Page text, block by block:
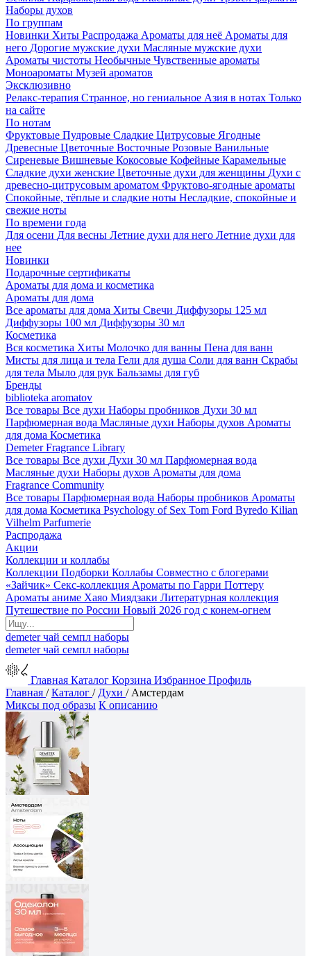
Наборы духов
По группам
Новинки Хиты Распродажа Ароматы для неё Ароматы для
него Дорогие мужские духи Масляные мужские духи
Ароматы чистоты Необычные Чувственные ароматы
Моноароматы Музей ароматов
Эксклюзивно
Релакс-терапия Странное, но гениальное Азия в нотах Только
на сайте
По нотам
Фруктовые Пудровые Сладкие Цитрусовые Ягодные
Древесные Цветочные Восточные Розовые Ванильные
Сиреневые Вишневые Кокосовые Кофейные Карамельные
Сладкие духи женские Цветочные духи для женщины Духи с
древесно-цитрусовым ароматом Фруктово-ягодные ароматы
Спокойные, тёплые и сладкие ноты Несладкие, спокойные и
свежие ноты
По времени года
Для осени Для весны Летние духи для него Летние духи для
нее
Новинки
Подарочные сертификаты
Ароматы для дома и косметика
Ароматы для дома
Все ароматы для дома Хиты Свечи Диффузоры 125 мл
Диффузоры 100 мл Диффузоры 30 мл
Косметика
Вся косметика Хиты Молочко для ванны Пена для ванн
Мисты для лица и тела Гели для душа Соли для ванн Скрабы
для тела Мыло для рук Бальзамы для губ
Бренды
biblioteka aromatov
Все товары Все духи Наборы пробников Духи 30 мл
Парфюмерная вода Масляные духи Наборы духов Ароматы
для дома Косметика
Demeter Fragrance Library
Все товары Все духи Духи 30 мл Парфюмерная вода
Масляные духи Наборы духов Ароматы для дома
Fragrance Community
Все товары Парфюмерная вода Наборы пробников Ароматы
для дома Косметика Psychology of Sex Tom Ford Byredo Kilian
Vilhelm Parfumerie
Распродажа
Акции
Коллекции и коллабы
Коллекции Подборки Коллабы Совместно с блогерами
«Зайчик» Секс-коллекция Ароматы по Гарри Поттеру
Ароматы аниме Хаяо Миядзаки Литературная коллекция
Путешествие по России Новый 2026 год с конем-огнем
demeterчай семпл наборы
demeterчай семпл наборы
Главная Каталог Корзина Избранное Профиль
Главная /Каталог / Духи / Амстердам
Миксы под образы К описанию